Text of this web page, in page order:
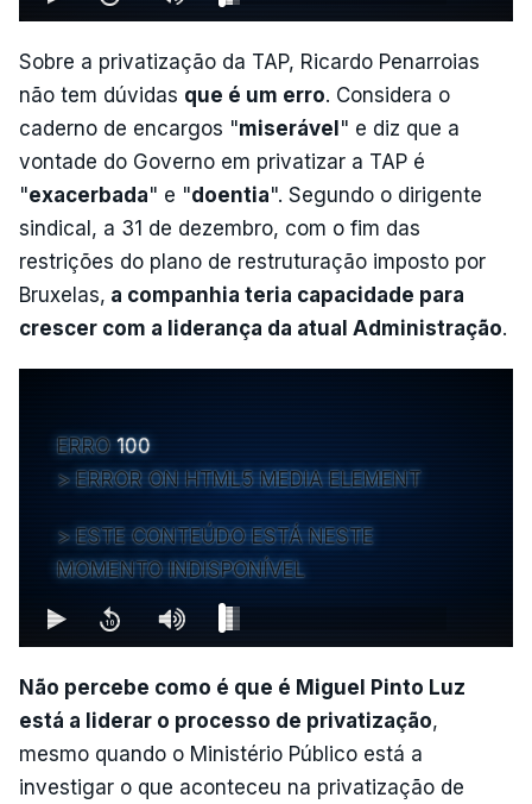
Sobre a privatização da TAP, Ricardo Penarroias
não tem dúvidas que é um erro. Considera o
caderno de encargos "miserável " e diz que a
vontade do Governo em privatizar a TAP é
"exacerbada" e "doentia". Segundo o dirigente
sindical, a 31 de dezembro, com o fim das
restrições do plano de restruturação imposto por
Bruxelas, a companhia teria capacidade para
crescer com a liderança da atual Administração.
ERRO 100
ERROR ON HTML5 MEDIA ELEMENT
ESTE CONTEÚDO ESTÁ NESTE
MOMENTO INDISPONÍVEL
Não percebe como é que é Miguel Pinto Luz
está a liderar o processo de privatização,
mesmo quando o Ministério Público está a
investigar o que aconteceu na privatização de